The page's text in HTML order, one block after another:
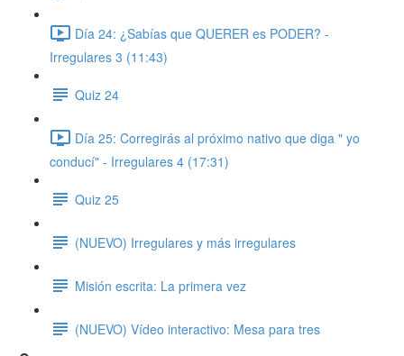
Día 24: ¿Sabías que QUERER es PODER? -
Irregulares 3 (11:43)
Quiz 24
Día 25: Corregirás al próximo nativo que diga " yo
conducí" - Irregulares 4 (17:31)
Quiz 25
(NUEVO) Irregulares y más irregulares
Misión escrita: La primera vez
(NUEVO) Vídeo interactivo: Mesa para tres